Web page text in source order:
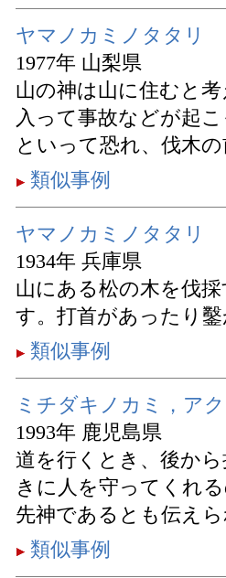
ヤマノカミノタタリ
1977年 山梨県
山の神は山に住むと
入って事故などが起
といって恐れ、伐木
類似事例
ヤマノカミノタタリ
1934年 兵庫県
山にある松の木を伐
す。打首があったり
類似事例
ミチダキノカミ，ア
1993年 鹿児島県
道を行くとき、後か
きに人を守ってくれ
先神であるとも伝え
類似事例